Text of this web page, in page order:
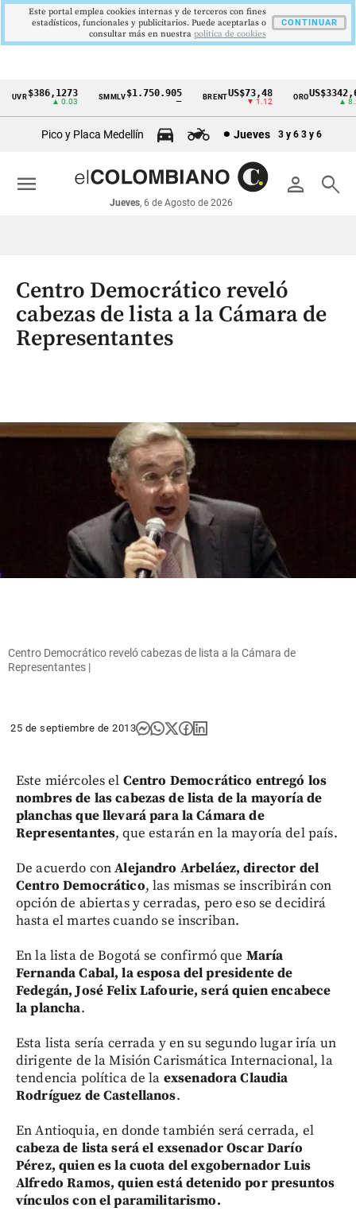
Cintillo
económicos
Colombia
$386,1273
▲ 0.03
SMMLV$1.750.905 BRENTUS$73,48
▼ 1.12
OROUS$3342,60
▲ 8.20
Pico y Placa Medellín Jueves 3 y 6 3 y 6
person search
Jueves, 6 de Agosto de 2026
menu
Centro Democrático reveló
cabezas de lista a la Cámara de
Representantes
Centro Democrático reveló cabezas de lista a la Cámara de
Representantes |
25 de septiembre de 2013
Este miércoles el Centro Democrático entregó los
nombres de las cabezas de lista de la mayoría de
planchas que llevará para la Cámara de
Representantes, que estarán en la mayoría del país.
De acuerdo conAlejandro Arbeláez, director del
Centro Democrático, las mismas se inscribirán con
opción de abiertas y cerradas, pero eso se decidirá
hasta el martes cuando se inscriban.
En la lista de Bogotá se confirmó que María
Fernanda Cabal, la esposa del presidente de
Fedegán, José Felix Lafourie, será quien encabece
la plancha.
Esta lista sería cerrada y en su segundo lugar iría un
dirigente de la Misión Carismática Internacional, la
tendencia política de la exsenadora Claudia
Rodríguez de Castellanos.
En Antioquia, en donde también será cerrada, el
cabeza de lista será el exsenador Oscar Darío
Pérez, quien es la cuota del exgobernador Luis
Alfredo Ramos, quien está detenido por presuntos
vínculos con el paramilitarismo.
Este portal emplea cookies internas y de terceros con fines
estadísticos, funcionales y publicitarios. Puede aceptarlas o
consultar más en nuestra politica de cookies
CONTINUAR